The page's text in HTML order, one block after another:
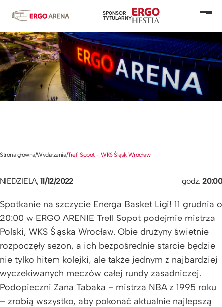
SPONSOR
TYTULARNY
Strona główna/Wydarzenia/Trefl Sopot – WKS Śląsk Wrocław
NIEDZIELA, 11/12/2022 godz.20:00
Spotkanie na szczycie Energa Basket Ligi! 11 grudnia o
20:00 w ERGO ARENIE Trefl Sopot podejmie mistrza
Polski, WKS Śląska Wrocław. Obie drużyny świetnie
rozpoczęły sezon, a ich bezpośrednie starcie będzie
nie tylko hitem kolejki, ale także jednym z najbardziej
wyczekiwanych meczów całej rundy zasadniczej.
Podopieczni Żana Tabaka – mistrza NBA z 1995 roku
– zrobią wszystko, aby pokonać aktualnie najlepszą